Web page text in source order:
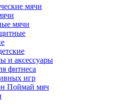
мячи
мячи
и аксессуары
фитнеса
игр
Поймай мяч